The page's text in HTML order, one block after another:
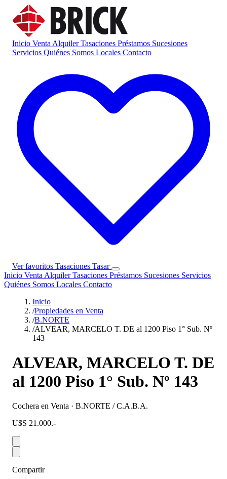
Inicio Venta AlquilerTasaciones Préstamos Sucesiones
Servicios Quiénes Somos Locales Contacto
Ver favoritos Tasaciones Tasar
Inicio Venta AlquilerTasaciones Préstamos Sucesiones Servicios
Quiénes Somos Locales Contacto
Inicio
/Propiedades en Venta
/B.NORTE
/ALVEAR, MARCELO T. DE al 1200 Piso 1° Sub. Nº
143
ALVEAR, MARCELO T. DE
al 1200 Piso 1° Sub. Nº 143
Cochera en Venta · B.NORTE / C.A.B.A.
U$S 21.000.-
Compartir